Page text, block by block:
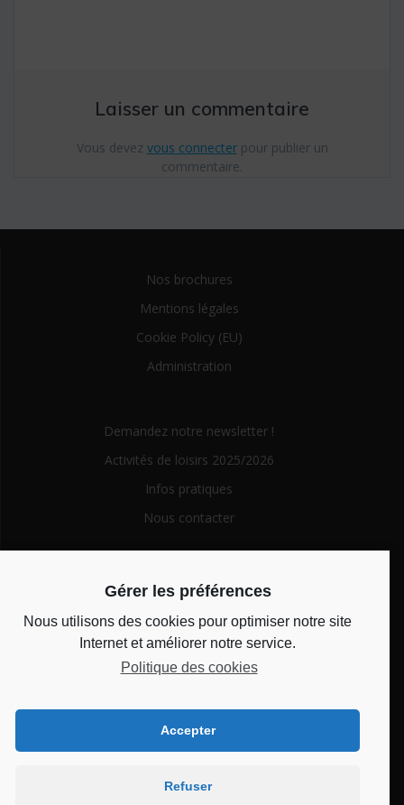
Laisser un commentaire
Vous devez vous connecterpour publier un
commentaire.
Nos brochures
Mentions légales
Cookie Policy (EU)
Administration
Demandez notre newsletter !
Activités de loisirs 2025/2026
Infos pratiques
Nous contacter
for:
Horaires d’ouverture
Du lundi au vendredi de 14h à 18h et le mercredi de 10h à
Bienvenue au CSC
Gérer les préférences
Nous utilisons des cookies pour optimiser notre site
Internet et améliorer notre service.
Politique des cookies
Accepter
Refuser